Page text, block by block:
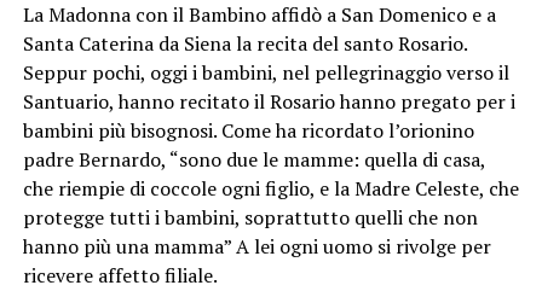
La Madonna con il Bambino affidò a San Domenico e a
Santa Caterina da Siena la recita del santo Rosario.
Seppur pochi, oggi i bambini, nel pellegrinaggio verso il
Santuario, hanno recitato il Rosario hanno pregato per i
bambini più bisognosi. Come ha ricordato l’orionino
padre Bernardo, “sono due le mamme: quella di casa,
che riempie di coccole ogni figlio, e la Madre Celeste, che
protegge tutti i bambini, soprattutto quelli che non
hanno più una mamma” A lei ogni uomo si rivolge per
ricevere affetto filiale.